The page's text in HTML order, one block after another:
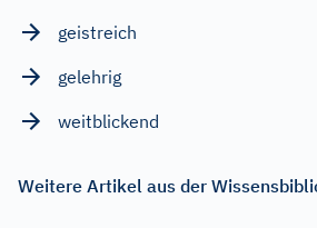
geistreich
gelehrig
weitblickend
Weitere Artikel aus der